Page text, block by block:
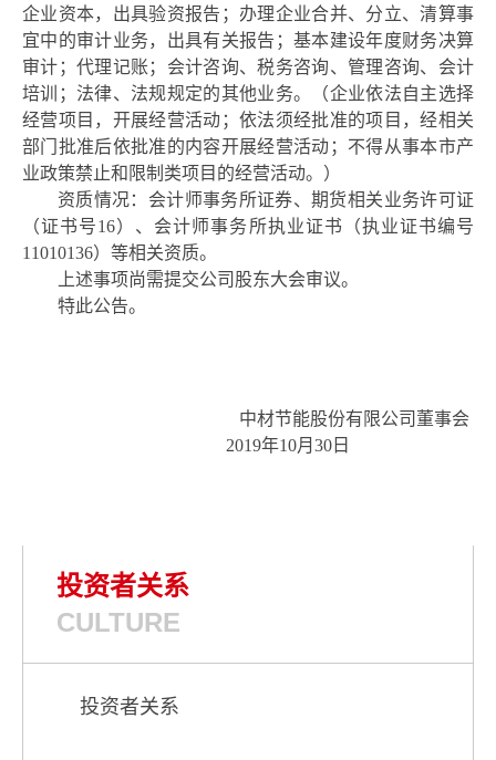
企业资本，出具验资报告；办理企业合并、分立、清算事
宜中的审计业务，出具有关报告；基本建设年度财务决算
审计；代理记账；会计咨询、税务咨询、管理咨询、会计
培训；法律、法规规定的其他业务。（企业依法自主选择
经营项目，开展经营活动；依法须经批准的项目，经相关
部门批准后依批准的内容开展经营活动；不得从事本市产
业政策禁止和限制类项目的经营活动。）
资质情况：会计师事务所证券、期货相关业务许可证
（证书号16）、会计师事务所执业证书（执业证书编号
11010136）等相关资质。
上述事项尚需提交公司股东大会审议。
特此公告。
中材节能股份有限公司董事会
2019年10月30日
投资者关系
CULTURE
投资者关系